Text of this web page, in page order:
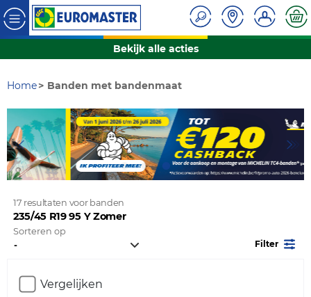
Bekijk alle acties
Home Banden met bandenmaat
17 resultaten voor banden
235/45 R19 95 Y Zomer
Sorteren op
Filter
Vergelijken